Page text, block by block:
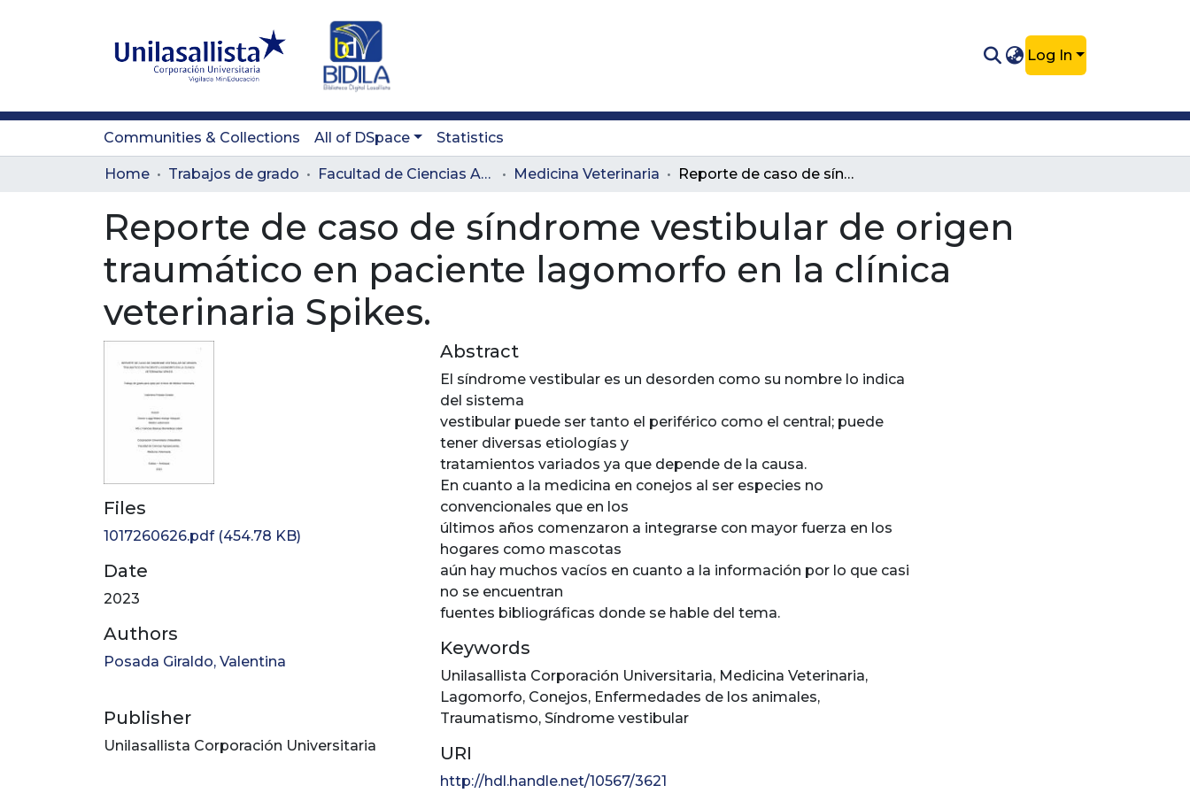
Log In
Communities & Collections All of DSpace Statistics
Home Trabajos de grado Facultad de Ciencias Administrativas y Agropecuarias Medicina Veterinaria Reporte de caso de síndrome vestibular de origen traumático en paciente lagomorfo en la clínica veterinaria Spikes.
Reporte de caso de síndrome vestibular de origen
traumático en paciente lagomorfo en la clínica
veterinaria Spikes.
Files
1017260626.pdf(454.78 KB)
Date
2023
Authors
Posada Giraldo, Valentina
Publisher
Unilasallista Corporación Universitaria
Abstract
El síndrome vestibular es un desorden como su nombre lo indica
del sistema
vestibular puede ser tanto el periférico como el central; puede
tener diversas etiologías y
tratamientos variados ya que depende de la causa.
En cuanto a la medicina en conejos al ser especies no
convencionales que en los
últimos años comenzaron a integrarse con mayor fuerza en los
hogares como mascotas
aún hay muchos vacíos en cuanto a la información por lo que casi
no se encuentran
fuentes bibliográficas donde se hable del tema.
Keywords
Unilasallista Corporación Universitaria, Medicina Veterinaria,
Lagomorfo, Conejos, Enfermedades de los animales,
Traumatismo, Síndrome vestibular
URI
http://hdl.handle.net/10567/3621